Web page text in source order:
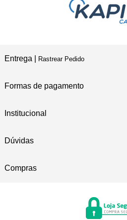
Entrega | Rastrear Pedido
Formas de pagamento
Institucional
Dúvidas
Compras